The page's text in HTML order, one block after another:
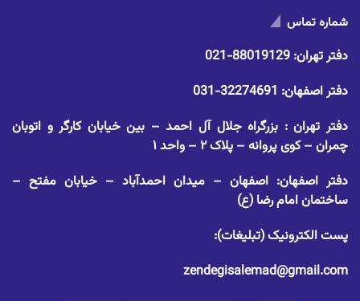
شماره تماس
دفتر تهران: 88019129-021
دفتر اصفهان: 32274691-031
دفتر تهران : بزرگراه جلال آل احمد – بین خیابان کارگر و اتوبان
چمران – کوی پروانه – پلاک ۲ – واحد ۱
دفتر اصفهان: اصفهان – میدان احمدآباد – خیابان مفتح –
ساختمان امام رضا (ع)
پست الکترونیک (تبلیغات):
zendegisalemad@gmail.com